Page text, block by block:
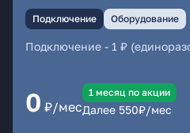
Подключение Оборудование
Подключение - 1 ₽
0 ₽/мес
1 месяц по акции
Далее 550₽/мес